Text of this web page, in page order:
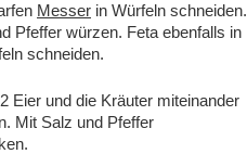
Messer in Würfeln schneiden.
Pfeffer würzen. Feta ebenfalls in
schneiden.
Eier und die Kräuter miteinander
Mit Salz und Pfeffer